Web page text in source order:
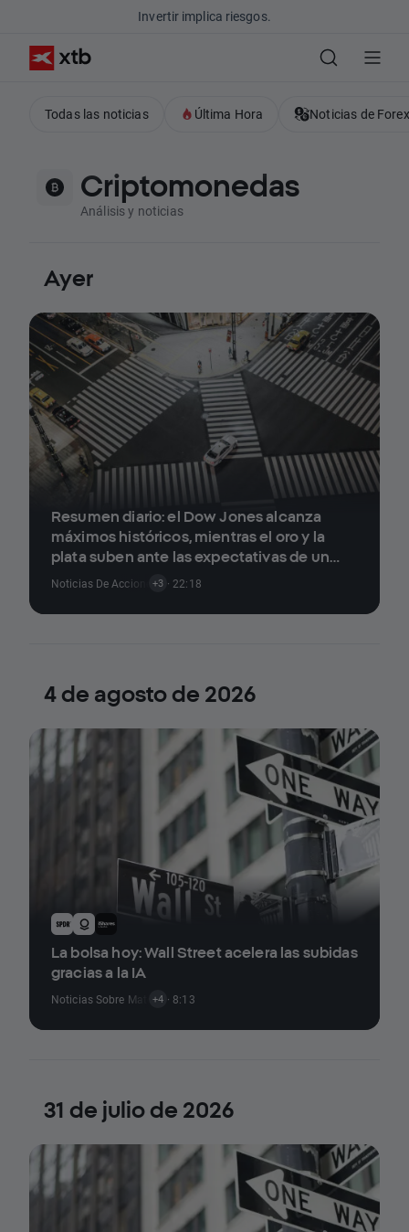
Invertir implica riesgos.
Todas las noticias Última Hora Noticias de Forex
Criptomonedas
Análisis y noticias
Ayer
Resumen diario: el Dow Jones alcanza
máximos históricos, mientras el oro y la
plata suben ante las expectativas de un
acuerdo entre EE. UU. e Irán
Noticias De Acciones,Noticias De Criptomonedas
+3 · 22:18
4 de agosto de 2026
La bolsa hoy: Wall Street acelera las subidas
gracias a la IA
Noticias Sobre Materias Primas
+4 · 8:13
31 de julio de 2026